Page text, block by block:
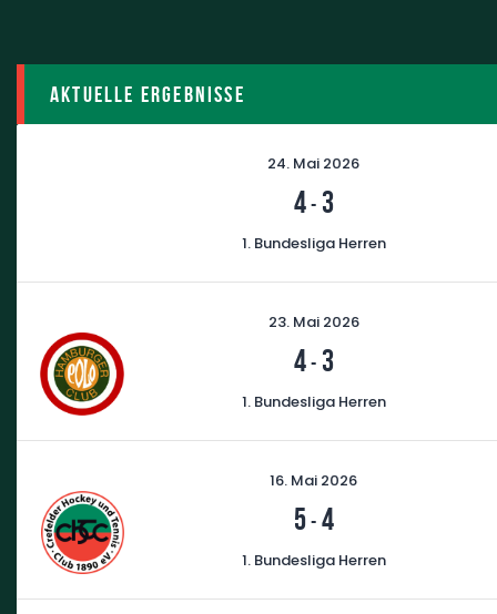
Aktuelle Ergebnisse
24. Mai 2026
4- 3
1. Bundesliga Herren
23. Mai 2026
4- 3
1. Bundesliga Herren
16. Mai 2026
5- 4
1. Bundesliga Herren